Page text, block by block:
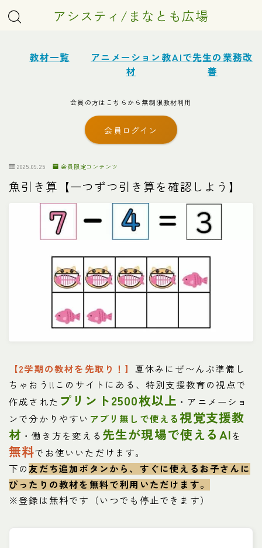
アシスティ/まなとも広場
教材一覧
アニメーション教
材
AIで先生の業務改
善
会員の方はこちらから無制限教材利用
会員ログイン
2025.09.25 会員限定コンテンツ
魚引き算【一つずつ引き算を確認しよう】
【2学期の教材を先取り！】 夏休みにぜ〜んぶ準備し
ちゃおう!!このサイトにある、特別支援教育の視点で
作成された プリント2500枚以上 ・アニメーショ
ンで分かりやすい アプリ無しで使える視覚支援教
材 ・働き方を変える 先生が現場で使えるAIを
無料でお使いいただけます。
下の 友だち追加ボタンから、すぐに使えるお子さんに
ぴったりの教材を無料で利用いただけます。
※登録は無料です（いつでも停止できます）